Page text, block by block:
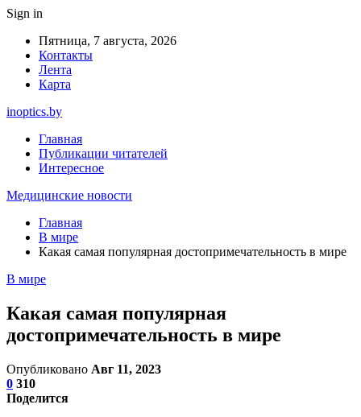
Sign in
Пятница, 7 августа, 2026
Контакты
Лента
Карта
inoptics.by
Главная
Публикации читателей
Интересное
Медицинские новости
Главная
В мире
Какая самая популярная достопримечательность в мире
В мире
Какая самая популярная
достопримечательность в мире
Опубликовано Авг 11, 2023
0 310
Поделится